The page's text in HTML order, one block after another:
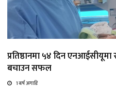
प्रतिष्ठानमा ५४ दिन
बचाउन सफल
1 बर्ष अगाडि